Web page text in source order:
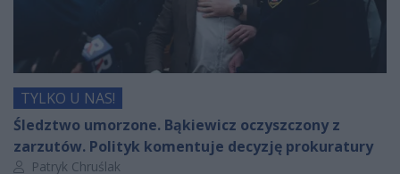
TYLKO U NAS!
Śledztwo umorzone. Bąkiewicz oczyszczony z
zarzutów. Polityk komentuje decyzję prokuratury
Autor artykułu:
Patryk Chruślak